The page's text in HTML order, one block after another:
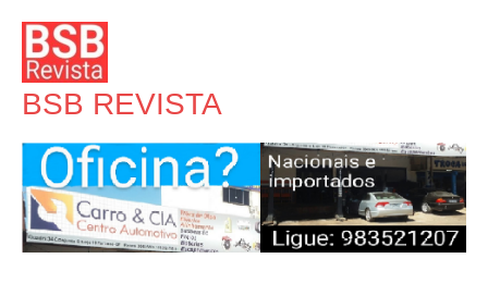
para
conteúdo
BSB REVISTA